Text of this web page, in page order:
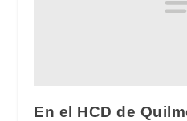
En el HCD de